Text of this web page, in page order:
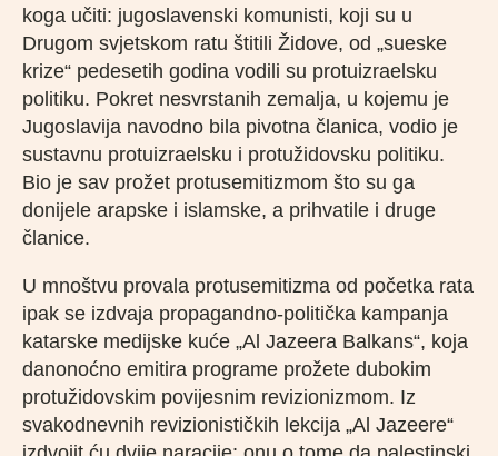
koga učiti: jugoslavenski komunisti, koji su u
Drugom svjetskom ratu štitili Židove, od „sueske
krize“ pedesetih godina vodili su protuizraelsku
politiku. Pokret nesvrstanih zemalja, u kojemu je
Jugoslavija navodno bila pivotna članica, vodio je
sustavnu protuizraelsku i protužidovsku politiku.
Bio je sav prožet protusemitizmom što su ga
donijele arapske i islamske, a prihvatile i druge
članice.
U mnoštvu provala protusemitizma od početka rata
ipak se izdvaja propagandno-politička kampanja
katarske medijske kuće „Al Jazeera Balkans“, koja
danonoćno emitira programe prožete dubokim
protužidovskim povijesnim revizionizmom. Iz
svakodnevnih revizionističkih lekcija „Al Jazeere“